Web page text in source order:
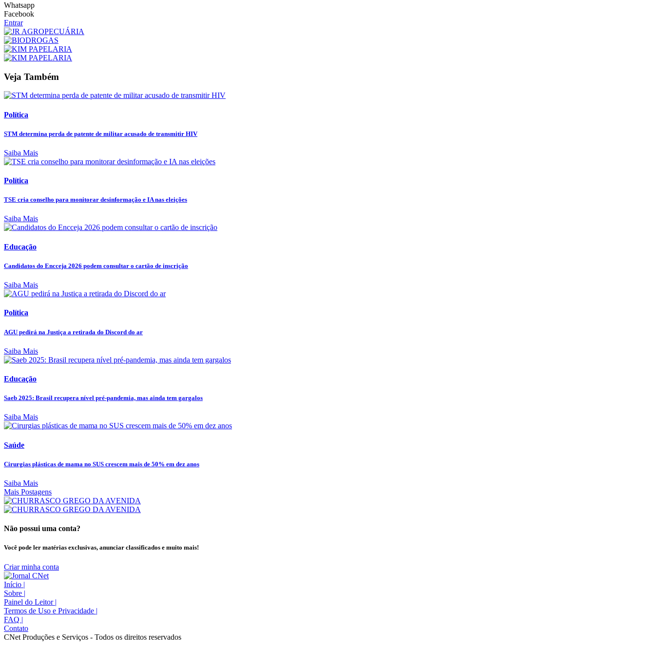
Whatsapp
Facebook
Entrar
Veja Também
Política
STM determina perda de patente de militar acusado de transmitir HIV
Saiba Mais
Política
TSE cria conselho para monitorar desinformação e IA nas eleições
Saiba Mais
Educação
Candidatos do Encceja 2026 podem consultar o cartão de inscrição
Saiba Mais
Política
AGU pedirá na Justiça a retirada do Discord do ar
Saiba Mais
Educação
Saeb 2025: Brasil recupera nível pré-pandemia, mas ainda tem gargalos
Saiba Mais
Saúde
Cirurgias plásticas de mama no SUS crescem mais de 50% em dez anos
Saiba Mais
Mais Postagens
Não possui uma conta?
Você pode ler matérias exclusivas, anunciar classificados e muito mais!
Criar minha conta
Início |
Sobre |
Painel do Leitor |
Termos de Uso e Privacidade |
FAQ |
Contato
CNet Produções e Serviços - Todos os direitos reservados